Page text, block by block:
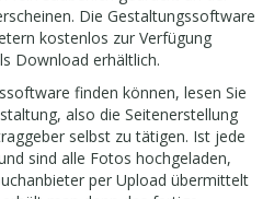
Die Gestaltungssoftware
kostenlos zur Verfügung
Download erhältlich.
finden können, lesen Sie
also die Seitenerstellung
selbst zu tätigen. Ist jede
sind alle Fotos hochgeladen,
per Upload übermittelt